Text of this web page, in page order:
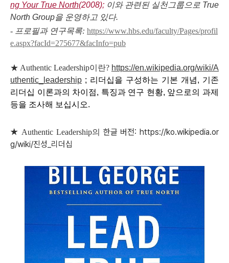
ng Your True North(2008); 이와 관련된 실천그룹으로 True
North Group을 운영하고 있다.
- 프로필과 연구목록: https://www.hbs.edu/faculty/Pages/profil
e.aspx?facId=275677&facInfo=pub
★ Authentic Leadership이란? https://en.wikipedia.org/wiki/A
uthentic_leadership ; 리더십을 구성하는 기본 개념, 기존
리더십 이론과의 차이점, 특징과 연구 현황, 앞으로의 과제
등을 조사해 보십시오.
★Authentic Leadership의 한글 버전:https://ko.wikipedia.or
g/wiki/진성_리더십